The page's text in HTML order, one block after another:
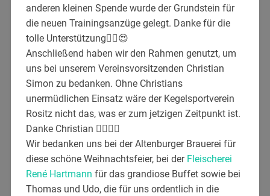
anderen kleinen Spende wurde der Grundstein für
die neuen Trainingsanzüge gelegt. Danke für die
tolle Unterstützung👍🏻😍
Anschließend haben wir den Rahmen genutzt, um
uns bei unserem Vereinsvorsitzenden Christian
Simon zu bedanken. Ohne Christians
unermüdlichen Einsatz wäre der Kegelsportverein
Rositz nicht das, was er zum jetzigen Zeitpunkt ist.
Danke Christian 👍🏻 👍🏻
Wir bedanken uns bei der Altenburger Brauerei für
diese schöne Weihnachtsfeier, bei der Fleischerei
René Hartmann für das grandiose Buffet sowie bei
Thomas und Udo, die für uns ordentlich in die